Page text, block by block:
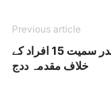
Previous article
کیپٹن صفدر سمیت 15 افراد کے
خلاف مقدمہ ددج